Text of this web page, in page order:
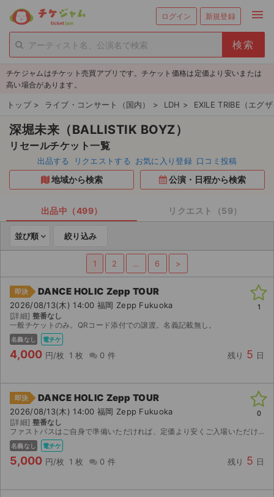
ログイン 新規登録 menu
person_add 新規会員登録
チケットを探す
新着チケット
値下げしたチケット
都道府県からチケットを探す
もうすぐ開催のチケット
チケットのリクエスト一覧
取扱チケット
ライブ・コンサート（国内）
ライブ・コンサート（海外）
イベント
スポーツ
ご利用ガイド
ご利用ガイド
手数料・お支払い方法
チケジャムはチケット売買アプリです。チケット価格は定価より安いまたは
高い場合があります。
トップ > ライブ・コンサート（国内） > LDH > EXILE TRIBE（エグ
深堀未来（BALLISTIK BOYZ）
リセールチケット一覧
出品する リクエストする お気に入り登録 口コミ投稿
地域から検索 公演・日程から検索
出品中（499） リクエスト（59）
並び順 絞り込み
1 2 … 6 >
即決 DANCE HOLIC Zepp TOUR
2026/08/13(木) 14:00 福岡 Zepp Fukuoka
[詳細] 整番なし
一般チケットのみ。QRコード添付での譲渡。名義記載無し。
名義なし 電チケ
4,000 円/枚 1 枚 0 件 残り 5 日
1
即決 DANCE HOLIC Zepp TOUR
2026/08/13(木) 14:00 福岡 Zepp Fukuoka
[詳細] 整番なし
ファストパスはご自身で準備いただければ、定価より安くご入場いただけます。QRコード画像添付による譲渡。値下げ交渉承ります。
名義なし 電チケ
5,000 円/枚 1 枚 0 件 残り 5 日
0